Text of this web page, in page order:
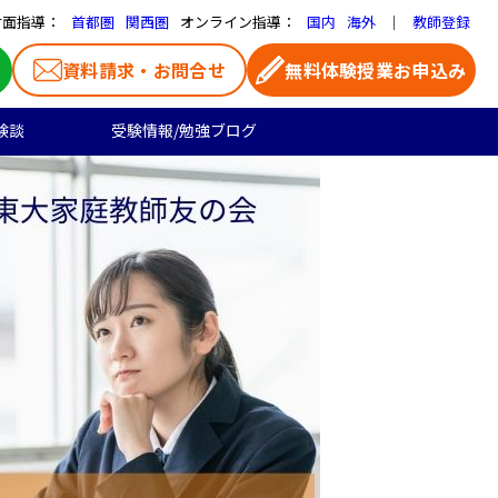
指導： 首都圏 関西圏 オンライン指導： 国内 海外 ｜ 教師登録
資料請求・お問合せ 無料体験授業お申込み
医学部受験
高校生向け
プロ家庭教師
高校生のご料金
よくある質問
お気に入り家庭教師
談
大学受験の合格実績
一覧ページ
受験情報/勉強ブログ